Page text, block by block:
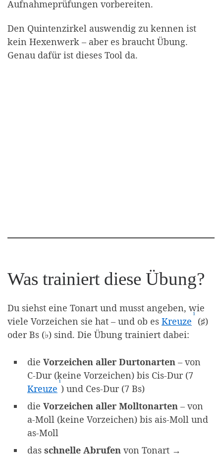
Aufnahmeprüfungen vorbereiten.
Den Quintenzirkel auswendig zu kennen ist
kein Hexenwerk – aber es braucht Übung.
Genau dafür ist dieses Tool da.
Was trainiert diese Übung?
Du siehst eine Tonart und musst angeben, wie
viele Vorzeichen sie hat – und ob es Kreuze¹ (♯)
oder Bs (♭) sind. Die Übung trainiert dabei:
die Vorzeichen aller Durtonarten – von
C-Dur (keine Vorzeichen) bis Cis-Dur (7
Kreuze (Affiliate-Link)
¹) und Ces-Dur (7 Bs)
die Vorzeichen aller Molltonarten – von
a-Moll (keine Vorzeichen) bis ais-Moll und
as-Moll
das schnelle Abrufen von Tonart →